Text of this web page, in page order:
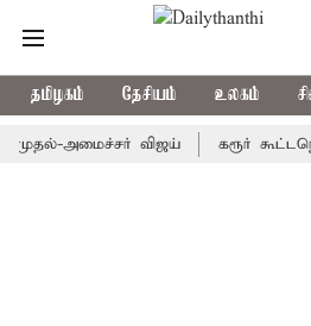
தமிழகம் தேசியம் உலகம்
அமைச்சர் விஜய் கரூர்